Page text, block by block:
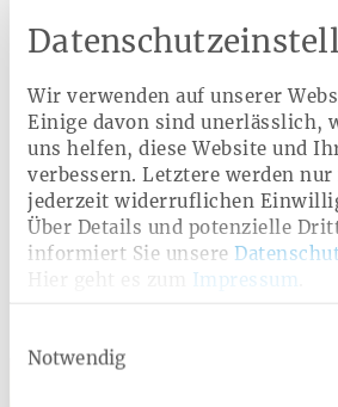
Wir verwenden auf unserer
Einige davon sind unerlässlich,
uns helfen, diese Website und
verbessern. Letztere werden
jederzeit widerruflichen
Über Details und potenzielle
informiert Sie unsere
Impressum
Notwendig
wirkungsvoll entfernt werden –
Zahnzwischenräumen, die beim
nur schwer erreichbar sind. Eine
daher das Risiko für Karies,
kostenintensive Zahnbehandlungen
Zurück